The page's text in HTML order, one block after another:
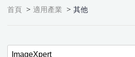
首頁 > 適用產業 > 其他